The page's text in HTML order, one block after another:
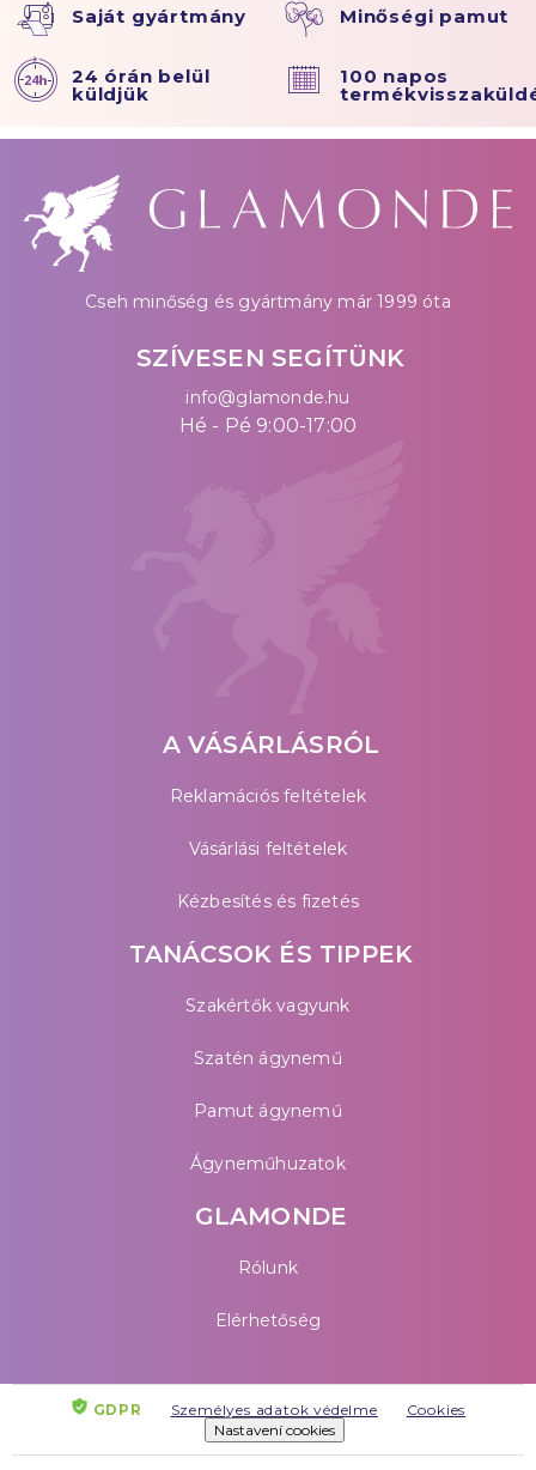
Saját gyártmány Minőségi pamut
24 órán belül
küldjük
100 napos
Cseh minőség és gyártmány már 1999 óta
SZÍVESEN SEGÍTÜNK
info@glamonde.hu
Hé - Pé 9:00-17:00
A VÁSÁRLÁSRÓL
Reklamációs feltételek
Vásárlási feltételek
Kézbesítés és fizetés
TANÁCSOK ÉS TIPPEK
Szakértők vagyunk
Szatén ágynemű
Pamut ágynemű
Ágyneműhuzatok
GLAMONDE
Rólunk
Elérhetőség
GDPR Személyes adatok védelme
Cookies
Nastavení cookies